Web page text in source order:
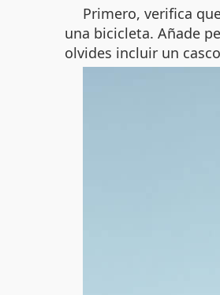
Primero, verifica
una bicicleta. Añade
olvides incluir un